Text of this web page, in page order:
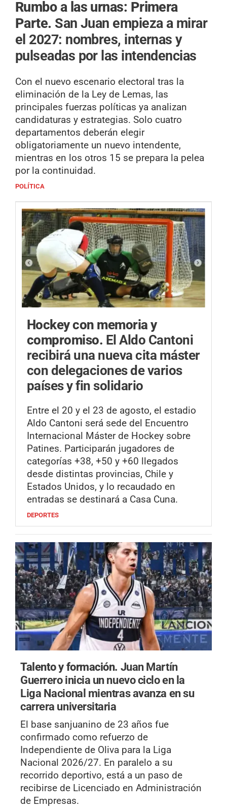
Rumbo a las urnas: Primera
Parte. San Juan empieza a mirar
el 2027: nombres, internas y
pulseadas por las intendencias
Con el nuevo escenario electoral tras la
eliminación de la Ley de Lemas, las
principales fuerzas políticas ya analizan
candidaturas y estrategias. Solo cuatro
departamentos deberán elegir
obligatoriamente un nuevo intendente,
mientras en los otros 15 se prepara la pelea
por la continuidad.
POLÍTICA
Hockey con memoria y
compromiso. El Aldo Cantoni
recibirá una nueva cita máster
con delegaciones de varios
países y fin solidario
Entre el 20 y el 23 de agosto, el estadio
Aldo Cantoni será sede del Encuentro
Internacional Máster de Hockey sobre
Patines. Participarán jugadores de
categorías +38, +50 y +60 llegados
desde distintas provincias, Chile y
Estados Unidos, y lo recaudado en
entradas se destinará a Casa Cuna.
DEPORTES
Talento y formación. Juan Martín
Guerrero inicia un nuevo ciclo en la
Liga Nacional mientras avanza en su
carrera universitaria
El base sanjuanino de 23 años fue
confirmado como refuerzo de
Independiente de Oliva para la Liga
Nacional 2026/27. En paralelo a su
recorrido deportivo, está a un paso de
recibirse de Licenciado en Administración
de Empresas.